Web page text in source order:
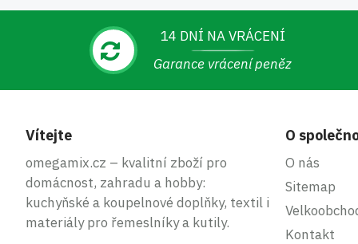
14 DNÍ NA VRÁCENÍ
Garance vrácení peněz
Vítejte
omegamix.cz – kvalitní zboží pro
domácnost, zahradu a hobby:
kuchyňské a koupelnové doplňky, textil i
materiály pro řemeslníky a kutily.
O
O nás
Sitemap
Kontakt